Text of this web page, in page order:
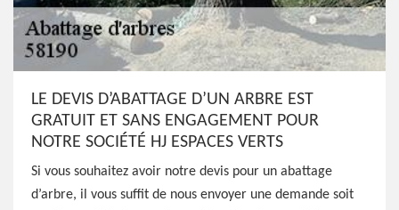
LE DEVIS D’ABATTAGE D’UN ARBRE EST
GRATUIT ET SANS ENGAGEMENT POUR
NOTRE SOCIÉTÉ HJ ESPACES VERTS
Si vous souhaitez avoir notre devis pour un abattage
d’arbre, il vous suffit de nous envoyer une demande soit